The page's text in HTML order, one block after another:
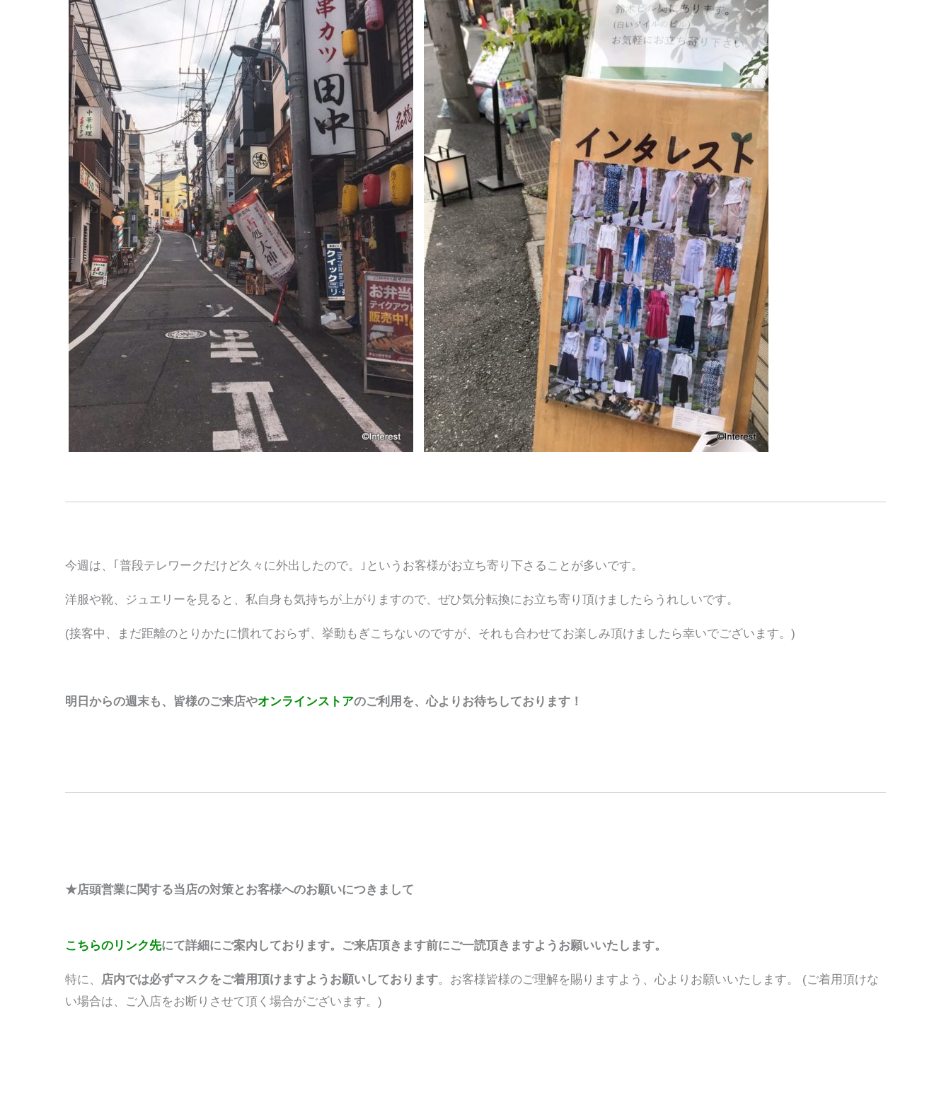
今週は、｢普段テレワークだけど久々に外出したので。｣というお客様がお立ち寄り下さることが多いです。
洋服や靴、ジュエリーを見ると、私自身も気持ちが上がりますので、ぜひ気分転換にお立ち寄り頂けましたらうれしいです。
(接客中、まだ距離のとりかたに慣れておらず、挙動もぎこちないのですが、それも合わせてお楽しみ頂けましたら幸いでございます。)
明日からの週末も、皆様のご来店やオンラインストアのご利用を、心よりお待ちしております！
★店頭営業に関する当店の対策とお客様へのお願いにつきまして
こちらのリンク先にて詳細にご案内しております。 ご来店頂きます前にご一読頂きますようお願いいたします。
特に、 店内では必ずマスクをご着用頂けますようお願いしております。お客様皆様のご理解を賜りますよう、心よりお願いいたします。 (ご着用頂けな
い場合は、ご入店をお断りさせて頂く場合がございます。)